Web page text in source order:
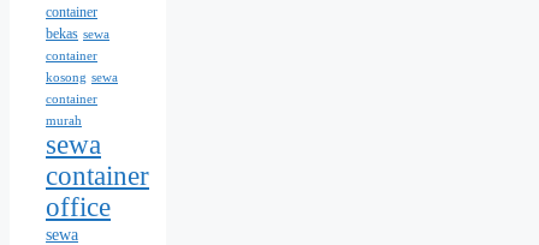
container
bekas sewa
container
kosong sewa
container
murah
sewa
container
office
sewa